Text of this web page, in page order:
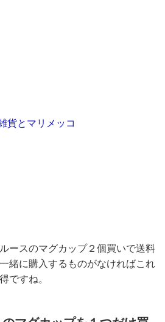
貨とマリメッコ
ースのマグカップ２個買いで送料
緒に購入するものがなければこれ
ですね。